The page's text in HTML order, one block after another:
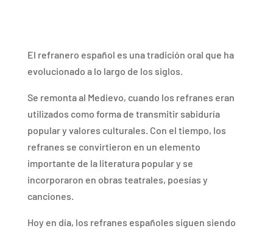
El refranero español es una tradición oral que ha
evolucionado a lo largo de los siglos.
Se remonta al Medievo, cuando los refranes eran
utilizados como forma de transmitir sabiduría
popular y valores culturales. Con el tiempo, los
refranes se convirtieron en un elemento
importante de la literatura popular y se
incorporaron en obras teatrales, poesías y
canciones.
Hoy en día, los refranes españoles siguen siendo